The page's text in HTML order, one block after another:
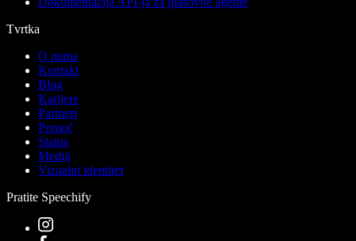
Tvrtka
O nama
Kontakt
Blog
Karijere
Partneri
Pomoć
Status
Mediji
Vizualni identitet
Pratite Speechify